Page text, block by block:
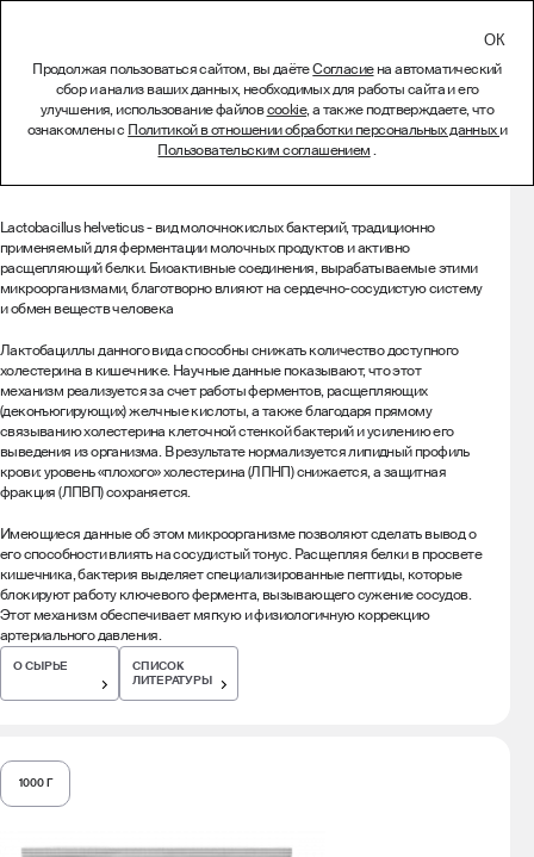
Лиофилизат Lactobacillus
helveticus ARTB-174
Описание
Lactobacillus helveticus - вид молочнокислых бактерий, традиционно
применяемый для ферментации молочных продуктов и активно
расщепляющий белки. Биоактивные соединения, вырабатываемые этими
микроорганизмами, благотворно влияют на сердечно-сосудистую систему
и обмен веществ человека
Лактобациллы данного вида способны снижать количество доступного
холестерина в кишечнике. Научные данные показывают, что этот
механизм реализуется за счет работы ферментов, расщепляющих
(деконъюгирующих) желчные кислоты, а также благодаря прямому
связыванию холестерина клеточной стенкой бактерий и усилению его
выведения из организма. В результате нормализуется липидный профиль
крови: уровень «плохого» холестерина (ЛПНП) снижается, а защитная
фракция (ЛПВП) сохраняется.
Имеющиеся данные об этом микроорганизме позволяют сделать вывод о
его способности влиять на сосудистый тонус. Расщепляя белки в просвете
кишечника, бактерия выделяет специализированные пептиды, которые
блокируют работу ключевого фермента, вызывающего сужение сосудов.
Этот механизм обеспечивает мягкую и физиологичную коррекцию
артериального давления.
О СЫРЬЕ
СПИСОК
ЛИТЕРАТУРЫ
1000 Г
Продолжая пользоваться сайтом, вы даётеСогласиена автоматический
сбор и анализ ваших данных, необходимых для работы сайта и его
улучшения, использование файловcookie, а также подтверждаете, что
ознакомлены с Политикой в отношении обработки персональных данныхи
Пользовательским соглашением.